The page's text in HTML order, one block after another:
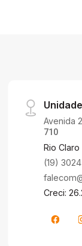
Avenida
710
Rio Claro
(19)
Creci: